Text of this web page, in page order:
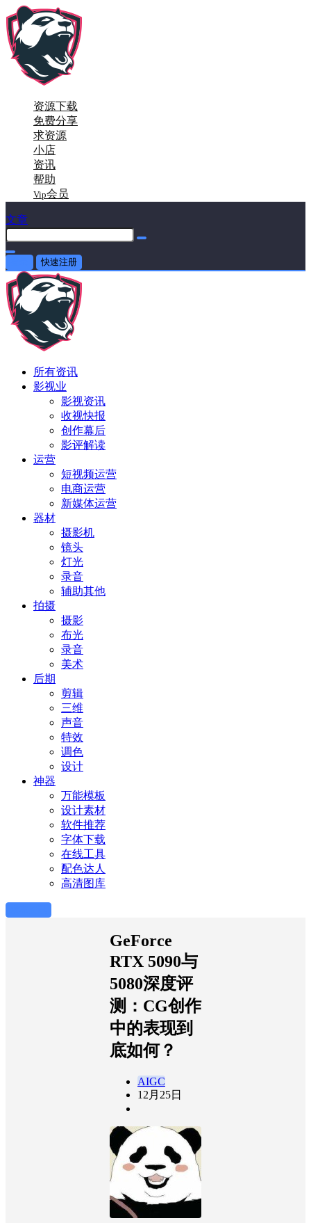
资源下载
免费分享
求资源
小店
资讯
帮助
Vip会员
文章
快速注册
所有资讯
影视业
影视资讯
收视快报
创作幕后
影评解读
运营
短视频运营
电商运营
新媒体运营
器材
摄影机
镜头
灯光
录音
辅助其他
拍摄
摄影
布光
录音
美术
后期
剪辑
三维
声音
特效
调色
设计
神器
万能模板
设计素材
软件推荐
字体下载
在线工具
配色达人
高清图库
GeForce
RTX 5090与
5080深度评
测：CG创作
中的表现到
底如何？
AIGC
12月 25日